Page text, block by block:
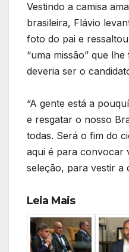
Vestindo a camisa
brasileira, Flávio
foto do pai e
“uma missão” que
deveria ser o
“A gente está a
e resgatar o nosso
todas. Será o fim do
aqui é para convocar
seleção, para vestir a
Leia Mais